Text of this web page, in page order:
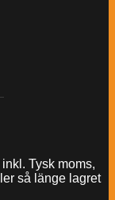
Tysk moms,
så länge lagret